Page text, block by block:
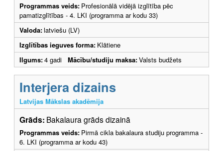
Programmas veids: Profesionālā vidējā izglītība pēc
pamatizglītības - 4. LKI (programma ar kodu 33)
Valoda:latviešu (LV)
Izglītības ieguves forma: Klātiene
Ilgums:4 gadi Mācību/studiju maksa:Valsts budžets
Interjera dizains
Latvijas Mākslas akadēmija
Grāds: Bakalaura grāds dizainā
Programmas veids: Pirmā cikla bakalaura studiju programma -
6. LKI (programma ar kodu 43)